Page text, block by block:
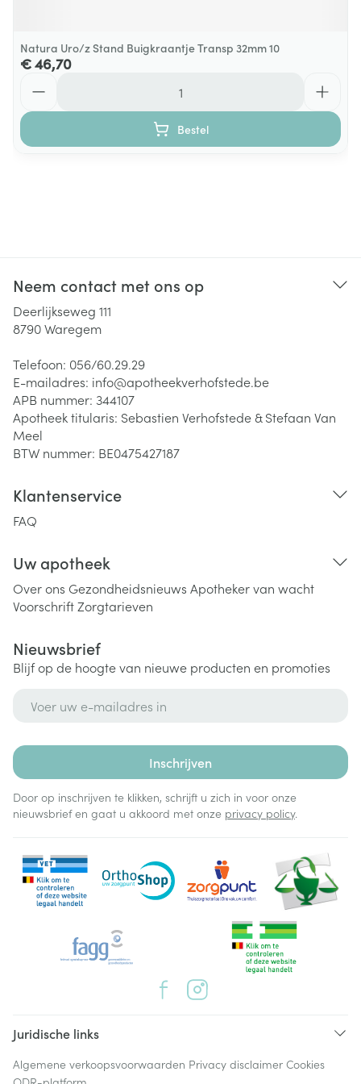
Natura Uro/z Stand Buigkraantje Transp 32mm 10
€ 46,70
Bestel
Neem contact met ons op
Deerlijkseweg 111
8790Waregem
Telefoon: 056/60.29.29
E-mailadres: info@apotheekverhofstede.be
APB nummer: 344107
Apotheek titularis: Sebastien Verhofstede & Stefaan Van
Meel
BTW nummer: BE0475427187
Klantenservice
FAQ
Uw apotheek
Over ons Gezondheidsnieuws Apotheker van wacht
VoorschriftZorgtarieven
Nieuwsbrief
Blijf op de hoogte van nieuwe producten en promoties
Inschrijven
Door op inschrijven te klikken, schrijft u zich in voor onze
nieuwsbrief en gaat u akkoord met onze privacy policy.
Juridische links
Algemene verkoopsvoorwaarden Privacy disclaimer Cookies